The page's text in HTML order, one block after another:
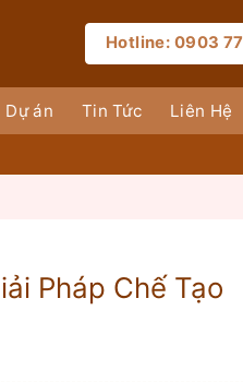
Hotline: 0903
Dự án Tin Tức Liên Hệ
Pháp Chế Tạo